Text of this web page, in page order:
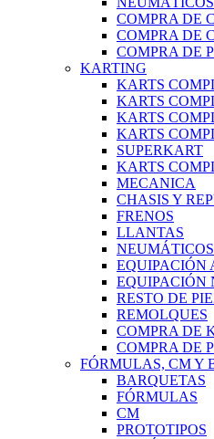
COMPRA DE
COMPRA DE
COMPRA DE
KARTING
KARTS
KARTS
KARTS
KARTS
SUPERKART
KARTS
MECANICA
CHASIS Y
FRENOS
LLANTAS
NEUMÁTICOS
EQUIPACIÓN
EQUIPACIÓN
RESTO DE
REMOLQUES
COMPRA DE
COMPRA DE
FÓRMULAS, CM Y
BARQUETAS
FÓRMULAS
CM
PROTOTIPOS